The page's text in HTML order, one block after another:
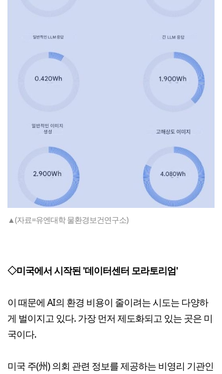
▲(자료=유엔대학 물환경보건연구소)
◇미국에서 시작된 '데이터센터 모라토리엄'
이 때문에 AI의 환경 비용이 줄이려는 시도는 다양하
게 벌이지고 있다. 가장 먼저 제도화되고 있는 곳은 미
국이다.
미국 주(州) 의회 관련 정보를 제공하는 비영리 기관인